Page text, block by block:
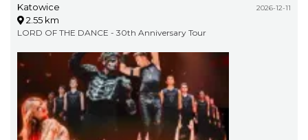
Katowice 2026-12-11
2.55 km
LORD OF THE DANCE - 30th Anniversary Tour